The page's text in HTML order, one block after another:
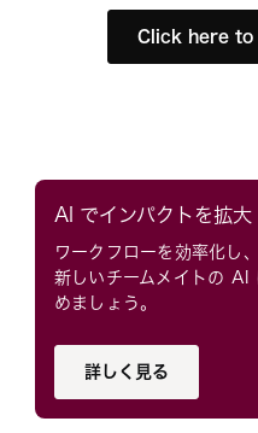
Click here
AI でインパクトを拡大
ワークフローを効率化し
新しいチームメイトの AI
めましょう。
詳しく見る